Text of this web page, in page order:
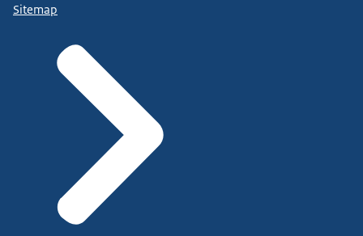
Sitemap